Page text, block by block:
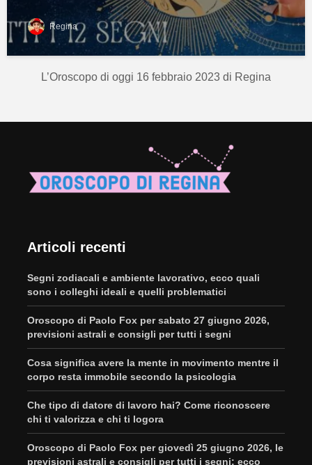
Regina
L’Oroscopo di oggi 16 febbraio 2023 di Regina
Articoli recenti
Segni zodiacali e ambiente lavorativo, ecco quali
sono i colleghi ideali e quelli problematici
Oroscopo di Paolo Fox per sabato 27 giugno 2026,
previsioni astrali e consigli per tutti i segni
Cosa significa avere la mente in movimento mentre il
corpo resta immobile secondo la psicologia
Che tipo di datore di lavoro hai? Come riconoscere
chi ti valorizza e chi ti logora
Oroscopo di Paolo Fox per giovedì 25 giugno 2026, le
previsioni astrali e consigli per tutti i segni: ecco